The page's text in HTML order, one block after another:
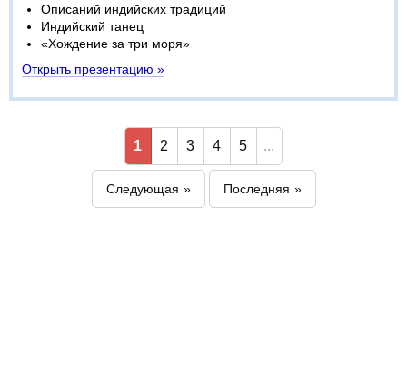
Описаний индийских традиций
Индийский танец
«Хождение за три моря»
Открыть презентацию »
1 2 3 4 5 ...
Следующая Последняя